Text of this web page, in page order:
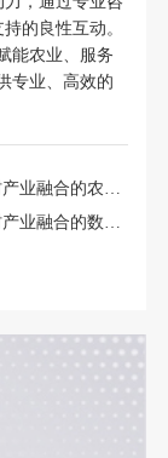
的良性互动。
能农业、服务
专业、高效的
湖北省农村产业融合项目申报：农村产业融合的农业社会化服务体系
湖北省农村产业融合项目申报：农村产业融合的数字化转型路径